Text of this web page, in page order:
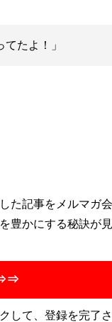
たよ！」
た記事をメルマガ
豊かにする秘訣が
⇒⇒
て、登録を完了さ